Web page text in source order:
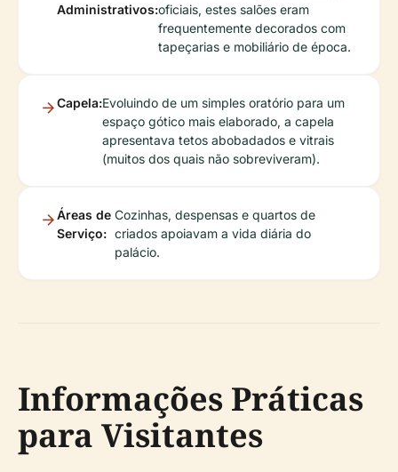
Administrativos:oficiais, estes salões eram
frequentemente decorados com
tapeçarias e mobiliário de época.
Capela:Evoluindo de um simples oratório para um
espaço gótico mais elaborado, a capela
apresentava tetos abobadados e vitrais
(muitos dos quais não sobreviveram).
Áreas de
Serviço:
Cozinhas, despensas e quartos de
criados apoiavam a vida diária do
palácio.
Informações Práticas
para Visitantes